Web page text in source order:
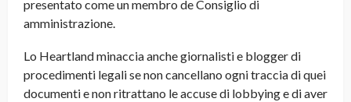
presentato come un membro de Consiglio di
amministrazione.
Lo Heartland minaccia anche giornalisti e blogger di
procedimenti legali se non cancellano ogni traccia di quei
documenti e non ritrattano le accuse di lobbying e di aver